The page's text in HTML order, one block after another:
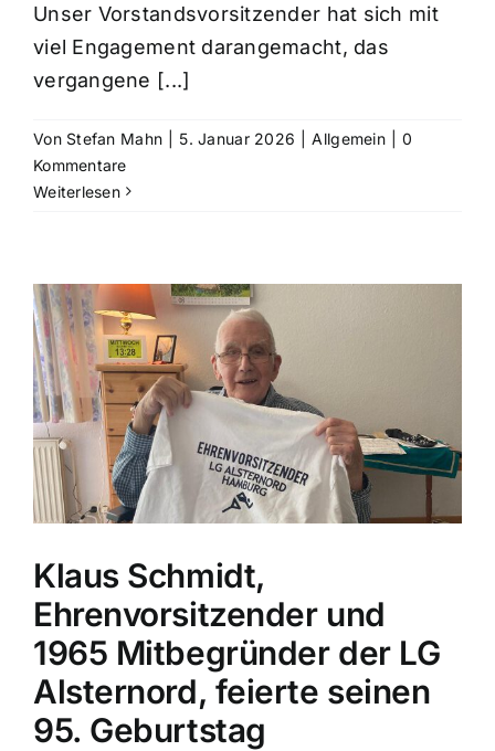
Unser Vorstandsvorsitzender hat sich mit
viel Engagement darangemacht, das
vergangene [...]
Von Stefan Mahn 5. Januar 2026 Allgemein
0
Kommentare
Weiterlesen
Klaus Schmidt,
Ehrenvorsitzender und
1965 Mitbegründer der LG
Alsternord, feierte seinen
95. Geburtstag